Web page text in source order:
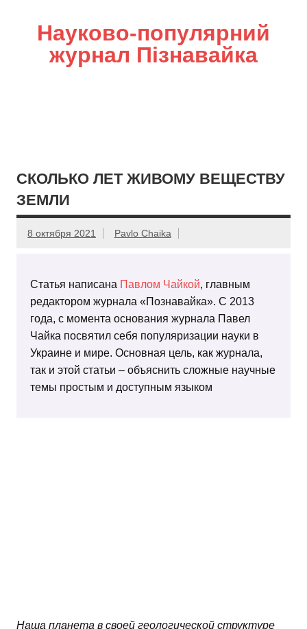
Науково-популярний
журнал Пізнавайка
СКОЛЬКО ЛЕТ ЖИВОМУ ВЕЩЕСТВУ
ЗЕМЛИ
8 октября 2021 Pavlo Chaika
Статья написана Павлом Чайкой, главным
редактором журнала «Познавайка». С 2013
года, с момента основания журнала Павел
Чайка посвятил себя популяризации науки в
Украине и мире. Основная цель, как журнала,
так и этой статьи – объяснить сложные научные
темы простым и доступным языком
Наша планета в своей геологической структуре